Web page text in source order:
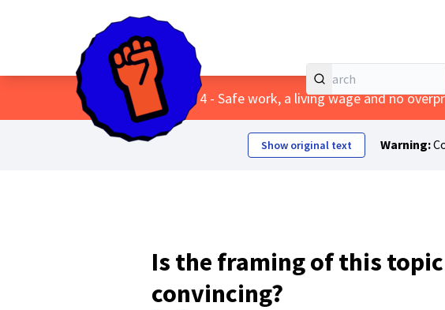
Home Main menu
/ Themes 4 - Safe work, a living wage and no
Show original text Warning:
Is the framing of this
convincing?